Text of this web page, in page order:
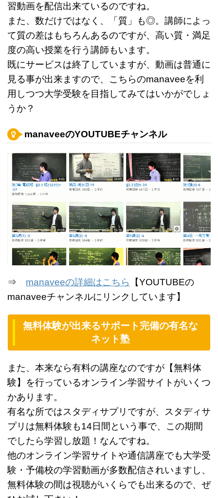
習動画を配信出来ているのですね。
また、数だけではなく、「質」も◎。講師によっ
て質の差はもちろんあるのですが、高い質・満足
度の高い授業を行う講師もいます。
既にサービスは終了していますが、動画は普通に
見る事が出来ますので、こちらのmanaveeを利
用しつつ大学受験を目指してみてはいかがでしょ
うか？
manaveeのYOUTUBEチャンネル
⇒ manaveeの詳細はこちら
【YOUTUBEの
manaveeチャンネルにリンクしています】
無料体験が出来るサポート完備の有名な
ネット塾
また、本来なら有料の講座なのですが【無料体
験】を行っているオンライン学習サイトがいくつ
かあります。
有名な所ではスタディサプリですが、スタディサ
プリは無料体験も14日間という事で、この期間
でしたら学習し放題！なんですね。
他のオンライン学習サイトや通信講座でも大学受
験・予備校の学習動画が多数配信されいますし、
無料体験の間は視聴がいくらでも出来るので、ぜ